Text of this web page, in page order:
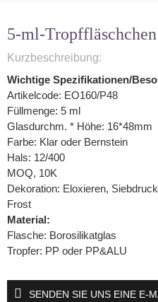
5-ml-Tropffläschchen
Kurzbeschreibung:
Wichtige Spezifikationen/
Artikelcode: EO160/P48
Füllmenge: 5 ml
Glasdurchm. * Höhe: 16*48mm
Farbe: Klar oder Bernstein
Hals: 12/400
MOQ, 10K
Dekoration: Eloxieren,
Frost
Material:
Flasche: Borosilikatglas
Tropfer: PP oder PP&ALU
SENDEN SIE UNS EINE E-